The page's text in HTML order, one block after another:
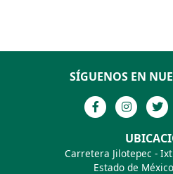
SÍGUENOS EN
Carretera Jilotepec -
Estado de